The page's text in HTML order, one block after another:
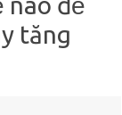
tăng